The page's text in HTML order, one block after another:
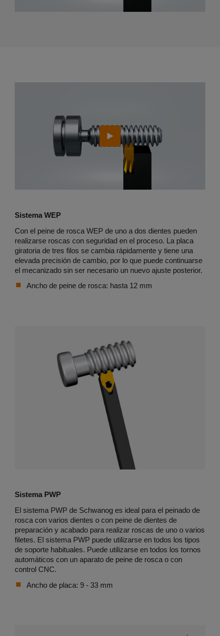
Sistema WEP
Con el peine de rosca WEP de uno a dos dientes pueden
realizarse roscas con seguridad en el proceso. La placa
giratoria de tres filos se cambia rápidamente y tiene una
elevada precisión de cambio, por lo que puede continuarse
el mecanizado sin ser necesario un nuevo ajuste posterior.
Ancho de peine de rosca: hasta 12 mm
Sistema PWP
El sistema PWP de Schwanog es ideal para el peinado de
rosca con varios dientes o con peine de dientes de
preparación y acabado para realizar roscas de uno o varios
filetes. El sistema PWP puede utilizarse en todos los tipos
de soporte habituales. Puede utilizarse en todos los tornos
automáticos con un aparato de peine de rosca o con
control CNC.
Ancho de placa: 9 - 33 mm